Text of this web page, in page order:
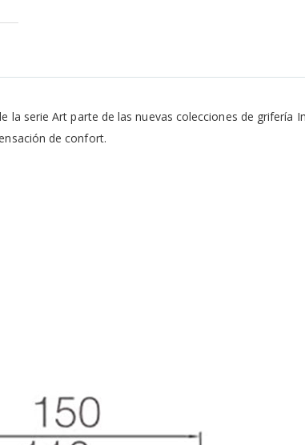
la serie Art parte de las nuevas colecciones de grifería
de confort.